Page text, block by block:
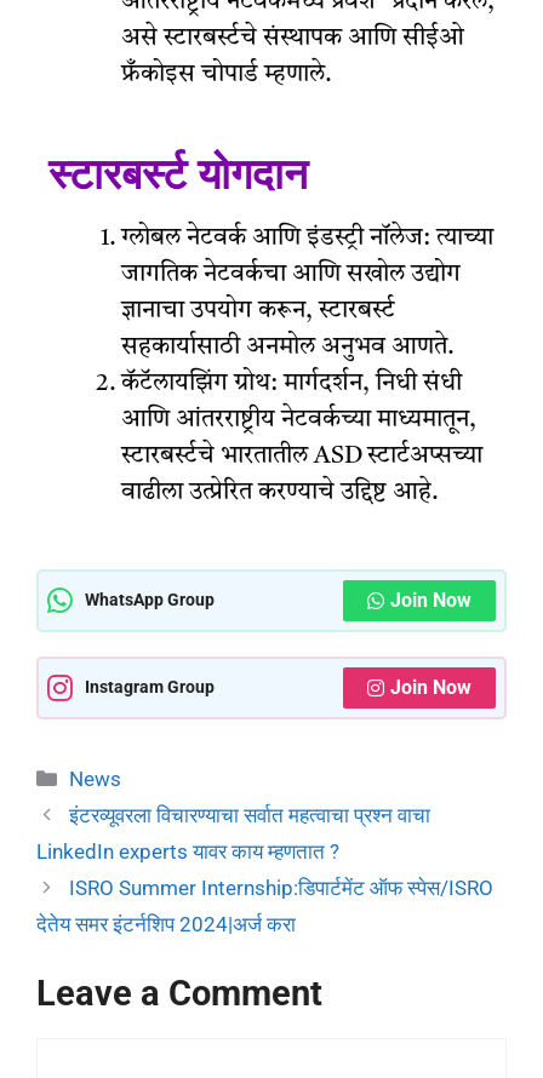
असे स्टारबर्स्टचे संस्थापक आणि सीईओ
फ्रँकोइस चोपार्ड म्हणाले.
स्टारबर्स्ट योगदान
ग्लोबल नेटवर्क आणि इंडस्ट्री नॉलेज: त्याच्या
जागतिक नेटवर्कचा आणि सखोल उद्योग
ज्ञानाचा उपयोग करून, स्टारबर्स्ट
सहकार्यासाठी अनमोल अनुभव आणते.
कॅटॅलायझिंग ग्रोथ: मार्गदर्शन, निधी संधी
आणि आंतरराष्ट्रीय नेटवर्कच्या माध्यमातून,
स्टारबर्स्टचे भारतातील ASD स्टार्टअप्सच्या
वाढीला उत्प्रेरित करण्याचे उद्दिष्ट आहे.
WhatsApp Group Join Now
Instagram Group Join Now
News
इंटरव्यूवरला विचारण्याचा सर्वात महत्वाचा प्रश्न वाचा
LinkedIn experts यावर काय म्हणतात ?
ISRO Summer Internship:डिपार्टमेंट ऑफ स्पेस/ISRO
देतेय समर इंटर्नशिप 2024|अर्ज करा
Leave a Comment